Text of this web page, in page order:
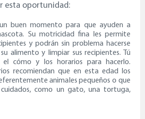
esta oportunidad:
buen momento para que ayuden a
Su motricidad fina les permite
y podrán sin problema hacerse
alimento y limpiar sus recipientes. Tú
el cómo y los horarios para hacerlo.
recomiendan que en esta edad los
animales pequeños o que
cuidados, como un gato, una tortuga,